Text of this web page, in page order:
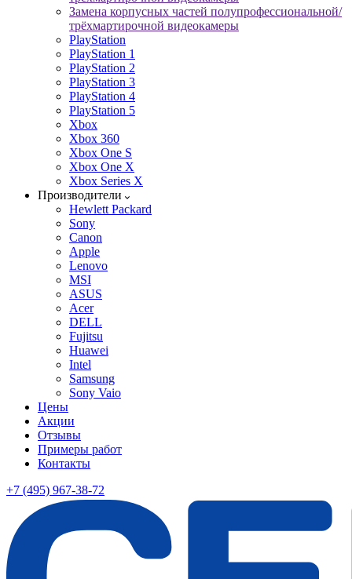
Замена корпусных частей полупрофессиональной/
трёхмартирочной видеокамеры
PlayStation
PlayStation 1
PlayStation 2
PlayStation 3
PlayStation 4
PlayStation 5
Xbox
Xbox 360
Xbox One S
Xbox One X
Xbox Series X
Производители
Hewlett Packard
Sony
Canon
Apple
Lenovo
MSI
ASUS
Acer
DELL
Fujitsu
Huawei
Intel
Samsung
Sony Vaio
Цены
Акции
Отзывы
Примеры работ
Контакты
+7 (495) 967-38-72